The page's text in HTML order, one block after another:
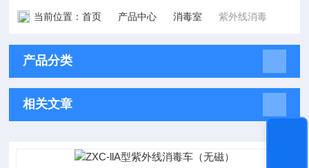
当前位置：首页 产品中心 消毒室 紫外线消毒
产品分类
相关文章